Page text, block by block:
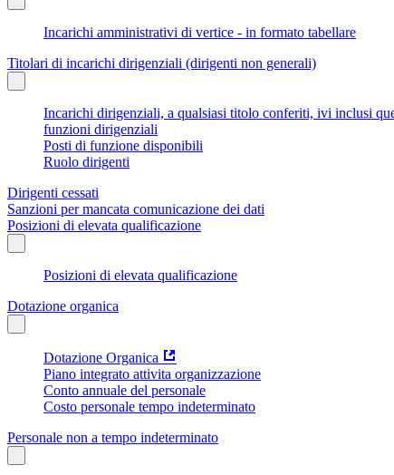
Incarichi amministrativi di vertice - in formato tabellare
Titolari di incarichi dirigenziali (dirigenti non generali)
Incarichi dirigenziali, a qualsiasi titolo conferiti, ivi inclusi
funzioni dirigenziali
Posti di funzione disponibili
Ruolo dirigenti
Dirigenti cessati
Sanzioni per mancata comunicazione dei dati
Posizioni di elevata qualificazione
Posizioni di elevata qualificazione
Dotazione organica
Dotazione Organica
Piano integrato attivita organizzazione
Conto annuale del personale
Costo personale tempo indeterminato
Personale non a tempo indeterminato